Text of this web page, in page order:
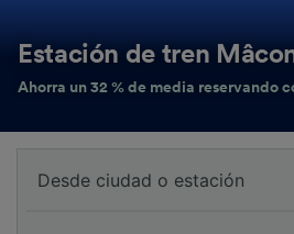
Estación de tren
Ahorra un 32 % de media reservando